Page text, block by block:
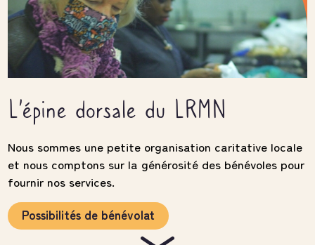
L'épine dorsale du LRMN
Nous sommes une petite organisation caritative locale
et nous comptons sur la générosité des bénévoles pour
fournir nos services.
Possibilités de bénévolat